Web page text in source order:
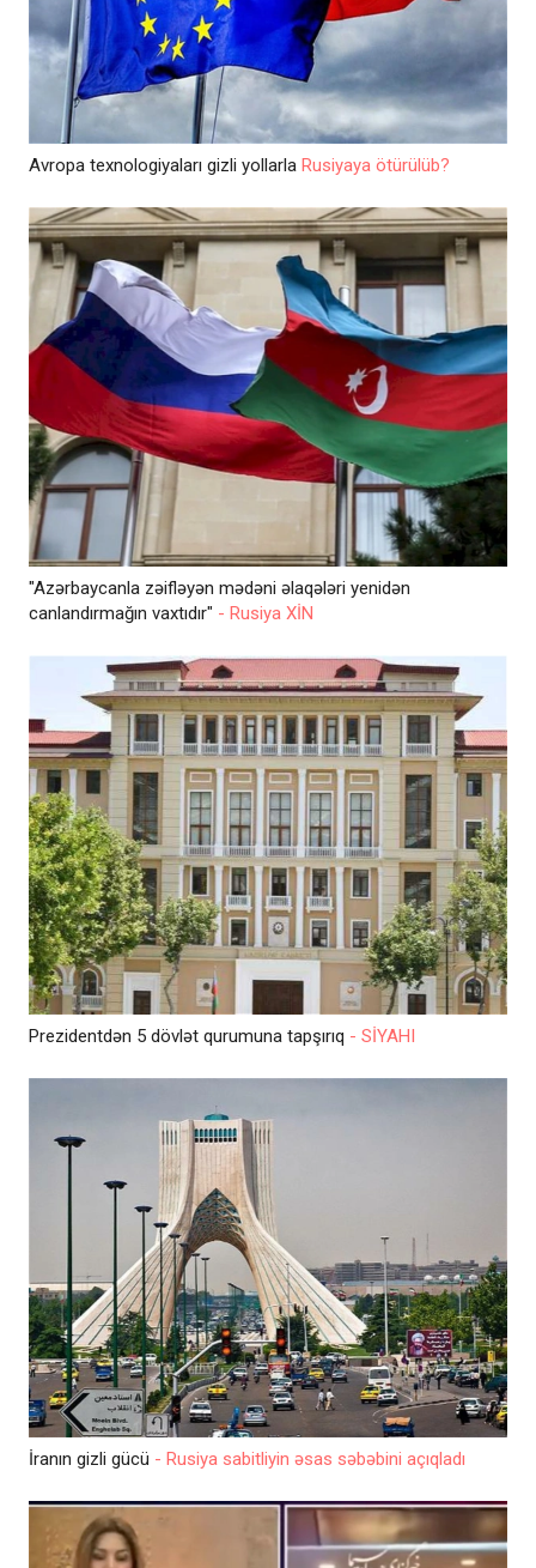
Avropa texnologiyaları gizli yollarla Rusiyaya ötürülüb?
"Azərbaycanla zəifləyən mədəni əlaqələri yenidən
canlandırmağın vaxtıdır" - Rusiya XİN
Prezidentdən 5 dövlət qurumuna tapşırıq - SİYAHI
İranın gizli gücü - Rusiya sabitliyin əsas səbəbini açıqladı